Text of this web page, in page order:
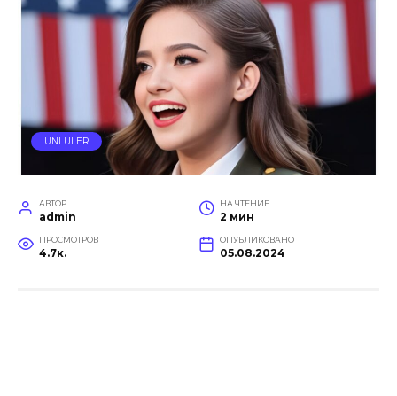
ÜNLÜLER
АВТОР
admin
НА ЧТЕНИЕ
2 мин
ПРОСМОТРОВ
4.7к.
ОПУБЛИКОВАНО
05.08.2024